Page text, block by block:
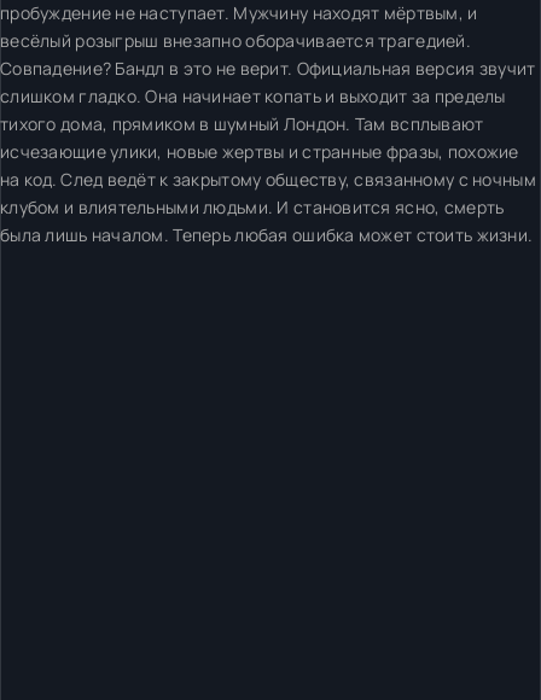
пробуждение не наступает. Мужчину находят мёртвым, и
весёлый розыгрыш внезапно оборачивается трагедией.
Совпадение? Бандл в это не верит. Официальная версия звучит
слишком гладко. Она начинает копать и выходит за пределы
тихого дома, прямиком в шумный Лондон. Там всплывают
исчезающие улики, новые жертвы и странные фразы, похожие
на код. След ведёт к закрытому обществу, связанному с ночным
клубом и влиятельными людьми. И становится ясно, смерть
была лишь началом. Теперь любая ошибка может стоить жизни.